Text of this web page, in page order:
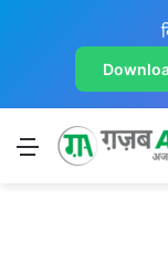
Menu